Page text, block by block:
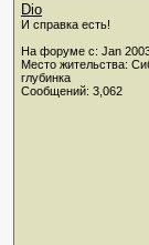
Dio
И справка есть!
На форуме с: Jan
Место жительства:
глубинка
Сообщений: 3,062